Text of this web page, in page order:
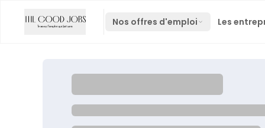
Nos offres d'emploi Les